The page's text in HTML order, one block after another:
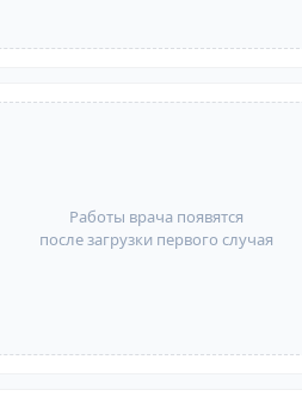
Работы врача появятся
после загрузки первого случая